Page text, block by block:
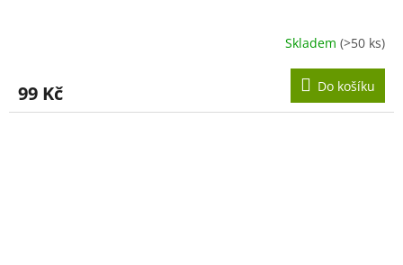
Skladem (>50 ks)
99 Kč Do košíku